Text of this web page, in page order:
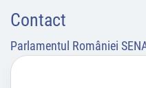
Contact
Parlamentul României